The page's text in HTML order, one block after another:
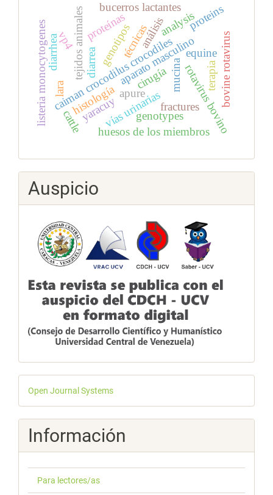
caiman crocodilus crocodiles
aparato masculino
tejidos animales mucina
apure
vías urinarias
histología
análisis
genotipos
proteínas
diarrea rotavirus bovino
técnicas
vp4
yaracuy
analysis
genotypes
proteins
diarrhea bovine rotavirus
lara
huesos de los miembros
cirugía terapia
cattle
fractures
equine
bucerros lactantes
listeria monocytogenes
Auspicio
Desarrollado
por
Open Journal Systems
Información
Para lectores/as